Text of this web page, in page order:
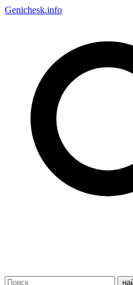
Genichesk.info